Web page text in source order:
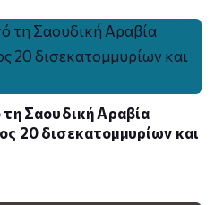
Σαουδική Αραβία
20 δισεκατομμυρίων και